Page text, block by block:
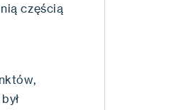
częścią